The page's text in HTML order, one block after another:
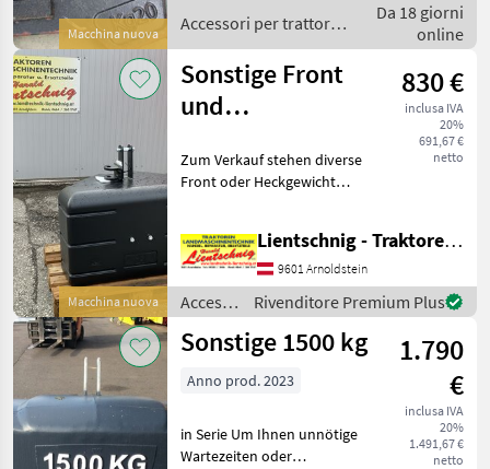
Macchina nuova
Accessori per trattore
/ Sonstige
Da 18 giorni
online
Macchina nuova
Sonstige Front
und
kg
830 €
inclusa IVA
20%
691,67 €
netto
Zum Verkauf stehen diverse
Front oder Heckgewicht
Dreipunktanbau KAT 2, mit
angeschraubten
Anhängemaul und Bolzen
40
Lientschnig - Traktoren und Landmaschinentechnik
9601 Arnoldstein
Accessori
per
trattore
Sonstige
Rivenditore Premium Plus
Sonstige 1500 kg
1.790
€
inclusa IVA
20%
1.491,67 €
netto
Anno prod. 2023
in Serie Um Ihnen unnötige
Wartezeiten oder